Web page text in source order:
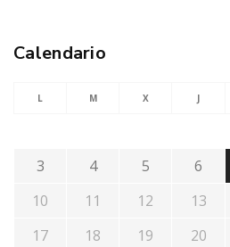
Calendario
L M X J
3
4 5 6
10
11 12 13
17
18 19 20